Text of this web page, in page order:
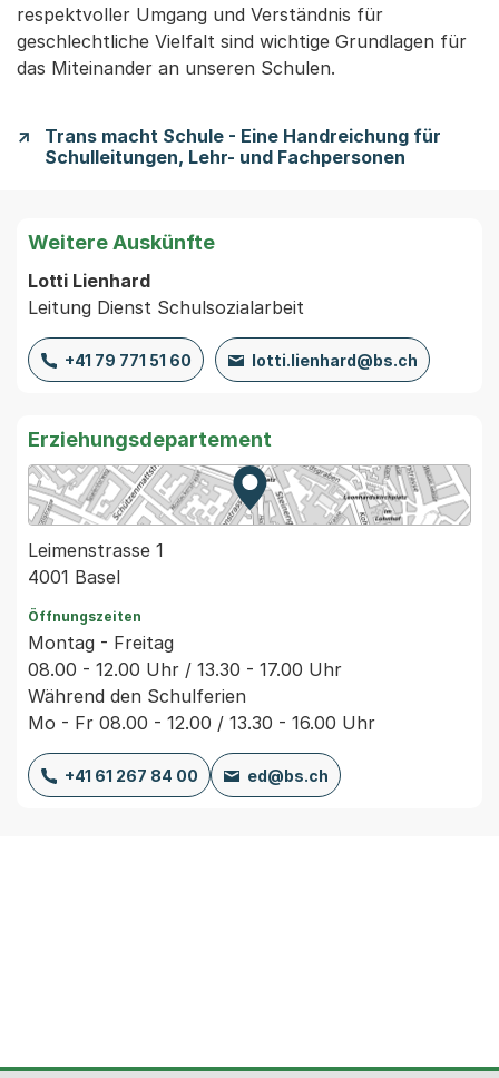
respektvoller Umgang und Verständnis für
geschlechtliche Vielfalt sind wichtige Grundlagen für
das Miteinander an unseren Schulen.
Trans macht Schule - Eine Handreichung für
Schulleitungen, Lehr- und Fachpersonen
Weitere Auskünfte
Lotti Lienhard
Leitung Dienst Schulsozialarbeit
+41 79 771 51 60 lotti.lienhard@bs.ch
Erziehungsdepartement
Zur Karte von MapBS.
Externer Link, wird in einem
Leimenstrasse 1
4001 Basel
Öffnungszeiten
Montag - Freitag
08.00 - 12.00 Uhr / 13.30 - 17.00 Uhr
Während den Schulferien
Mo - Fr 08.00 - 12.00 / 13.30 - 16.00 Uhr
+41 61 267 84 00 ed@bs.ch